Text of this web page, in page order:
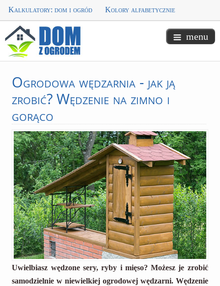
Kalkulatory: dom i ogród Kolory alfabetycznie
menu
Ogrodowa wędzarnia - jak ją
zrobić? Wędzenie na zimno i
gorąco
Uwielbiasz wędzone sery, ryby i mięso? Możesz je zrobić
samodzielnie w niewielkiej ogrodowej wędzarni. Wędzenie